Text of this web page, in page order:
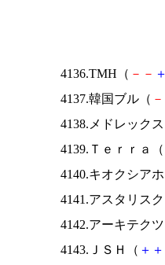
4136.TMH（ － －
4137.韓国ブル（ －
4138.メドレック
4139.Ｔｅｒｒａ（
4140.キオクシア
4141.アスタリス
4142.アーキテク
4143.ＪＳＨ（ ＋ ＋